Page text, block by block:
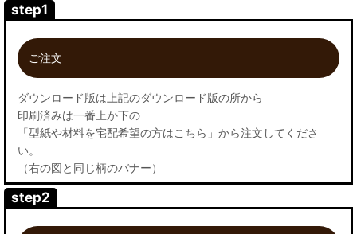
step1
ご注文
ダウンロード版は上記のダウンロード版の所から
印刷済みは一番上か下の
「型紙や材料を宅配希望の方はこちら」から注文してくださ
い。
（右の図と同じ柄のバナー）
step2